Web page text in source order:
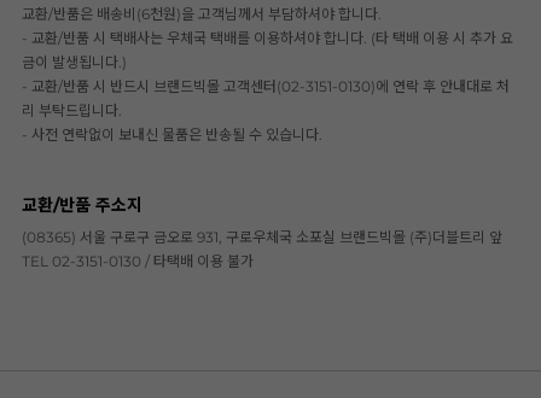
교환/반품은 배송비(6천원)을 고객님께서 부담하셔야 합니다.
- 교환/반품 시 택배사는 우체국 택배를 이용하셔야 합니다. (타 택배 이용 시 추가 요
금이 발생됩니다.)
- 교환/반품 시 반드시 브랜드빅몰 고객센터(02-3151-0130)에 연락 후 안내대로 처
리 부탁드립니다.
- 사전 연락없이 보내신 물품은 반송될 수 있습니다.
교환/반품 주소지
(08365) 서울 구로구 금오로 931, 구로우체국 소포실 브랜드빅몰 (주)더블트리 앞
TEL 02-3151-0130 / 타택배 이용 불가